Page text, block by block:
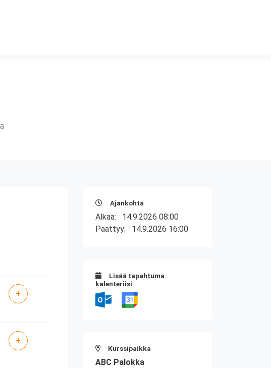
+
+
Ajankohta
Alkaa: 14.9.2026 08:00
Päättyy: 14.9.2026 16:00
Lisää tapahtuma
kalenteriisi
Kurssipaikka
ABC Palokka